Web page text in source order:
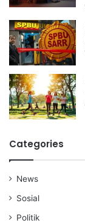
Categories
News
Sosial
Politik